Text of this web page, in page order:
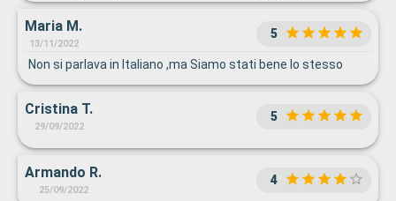
argentini non si può cucinare così. La pasta propongo di
venire a spiegare come si cucina. Al ristorante un pochino
meglio. Consigli di eliminare i cibi Italian sounding piuttosto
che cucinarli così. Per la parte sportiva l'offerta è
monodirezionale: solo pickelball e muro. Ottima palestra.
Per i casinò meglio non parlarne: a fronte di una puntata
minima dichiarata di 1 dollaro, poi diventa di due e minimo
rendendo impossibile giocare. Niente casinò. Sono anche
assenti le macchine automatiche per la roulette con minimi
bassi. Inoltre si continua ad utilizzare la roulette americana
Maria M.
13/11/2022
5
Non si parlava in Italiano ,ma Siamo stati bene lo stesso
Cristina T.
29/09/2022
5
Armando R.
25/09/2022
4